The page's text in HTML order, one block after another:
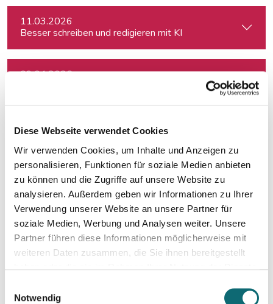
Diese Webseite verwendet Cookies
Wir verwenden Cookies, um Inhalte und Anzeigen zu
personalisieren, Funktionen für soziale Medien anbieten
zu können und die Zugriffe auf unsere Website zu
analysieren. Außerdem geben wir Informationen zu Ihrer
Verwendung unserer Website an unsere Partner für
soziale Medien, Werbung und Analysen weiter. Unsere
Partner führen diese Informationen möglicherweise mit
weiteren Daten zusammen, die Sie ihnen bereitgestellt
Notwendig
11.03.2026
Besser schreiben und redigieren mit KI
09.04.2026
10.04.2026
10.04.2026
Von der Idee zur fertigen Story
28.04.2026
Freie:r Journalist:in sein und davon leben können: So geht's
DOSSIER-Academy: Von der Recherche bis zur